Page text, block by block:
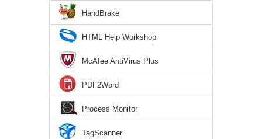
HandBrake
HTML Help Workshop
McAfee AntiVirus Plus
PDF2Word
Process Monitor
TagScanner